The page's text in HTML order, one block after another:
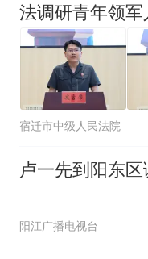
法调研青年领
宿迁市中级人民法院
卢一先到阳东区
阳江广播电视台